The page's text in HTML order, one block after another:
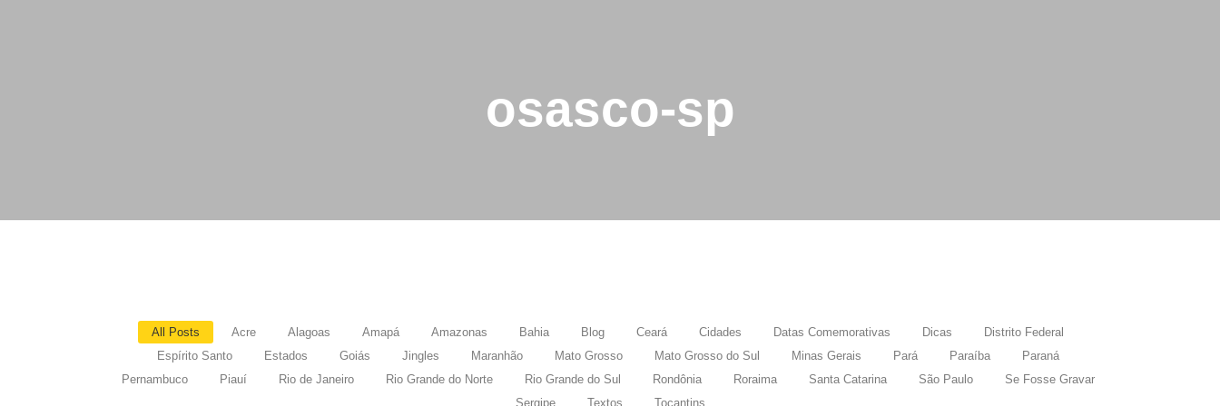
osasco-sp
All Posts Acre Alagoas Amapá Amazonas Bahia Blog Ceará Cidades Datas Comemorativas Dicas
Distrito Federal
Espírito Santo
Estados Goiás Jingles Maranhão Mato Grosso Mato Grosso do Sul Minas Gerais Pará Paraíba
Paraná
Pernambuco
Piauí Rio de Janeiro Rio Grande do Norte Rio Grande do Sul Rondônia Roraima Santa Catarina São Paulo
Se Fosse Gravar
Sergipe
Textos Tocantins